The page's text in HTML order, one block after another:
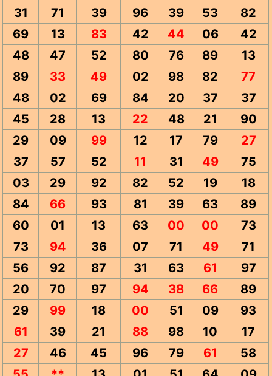
31
71 39 96 39 53
82
69
13 83 42 44 06
42
48
47 52 80 76 89
13
89
33 49 02 98 82
77
48
02 69 84 20 37
37
45
28 13 22 48 21
90
29
09 99 12 17 79
27
37
57 52 11 31 49
75
03
29 92 82 52 19
18
84
66 93 81 39 63
89
60
01 13 63 00 00
73
73
94 36 07 71 49
71
56
92 87 31 63 61
97
20
70 97 94 38 66
89
29
99 18 00 51 09
93
61
39 21 88 98 10
17
27
46 45 96 79 61
58